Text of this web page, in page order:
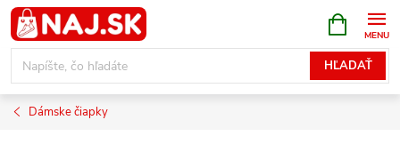
Prejsť
na
obsah
HĽADAŤ
KOŠÍK
Dámske čiapky